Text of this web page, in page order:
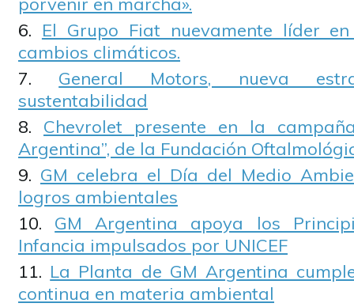
El Grupo Fiat nuevamente líder
cambios climáticos.
General Motors, nueva
sustentabilidad
Chevrolet presente en la
Argentina”, de la Fundación
GM celebra el Día del Medio
logros ambientales
GM Argentina apoya los
Infancia impulsados por UNICEF
La Planta de GM Argentina
continua en materia ambiental